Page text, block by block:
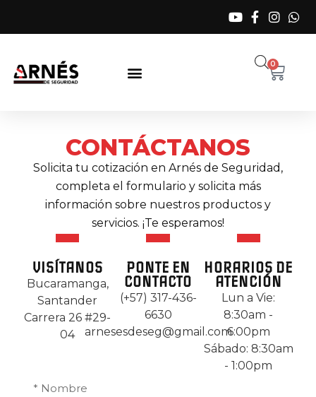
0
CONTÁCTANOS
Solicita tu cotización en Arnés de Seguridad,
completa el formulario y solicita más
información sobre nuestros productos y
servicios. ¡Te esperamos!
VISÍTANOS
Bucaramanga,
Santander
Carrera 26 #29-
04
PONTE EN
CONTACTO
(+57) 317-436-
6630
arnesesdeseg@gmail.com
HORARIOS DE
ATENCIÓN
Lun a Vie:
8:30am -
6:00pm
Sábado: 8:30am
- 1:00pm